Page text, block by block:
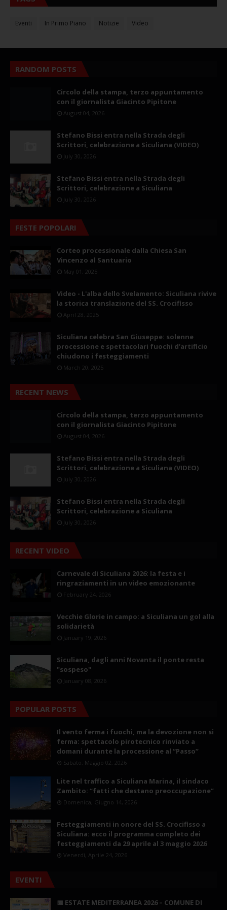
Eventi In Primo Piano Notizie Video
RANDOM POSTS
Circolo della stampa, terzo appuntamento
con il giornalista Giacinto Pipitone
August 04, 2026
Stefano Bissi entra nella Strada degli
Scrittori, celebrazione a Siculiana (VIDEO)
July 30, 2026
Stefano Bissi entra nella Strada degli
Scrittori, celebrazione a Siculiana
July 30, 2026
FESTE POPOLARI
Corteo processionale dalla Chiesa San
Vincenzo al Santuario
May 01, 2025
Video - L'alba dello Svelamento: Siculiana rivive
la storica translazione del SS. Crocifisso
April 28, 2025
Siculiana celebra San Giuseppe: solenne
processione e spettacolari fuochi d’artificio
chiudono i festeggiamenti
March 20, 2025
RECENT NEWS
Circolo della stampa, terzo appuntamento
con il giornalista Giacinto Pipitone
August 04, 2026
Stefano Bissi entra nella Strada degli
Scrittori, celebrazione a Siculiana (VIDEO)
July 30, 2026
Stefano Bissi entra nella Strada degli
Scrittori, celebrazione a Siculiana
July 30, 2026
RECENT VIDEO
Carnevale di Siculiana 2026: la festa e i
ringraziamenti in un video emozionante
February 24, 2026
Vecchie Glorie in campo: a Siculiana un gol alla
solidarietà
January 19, 2026
Siculiana, dagli anni Novanta il ponte resta
"sospeso"
January 08, 2026
POPULAR POSTS
Il vento ferma i fuochi, ma la devozione non si
ferma: spettacolo pirotecnico rinviato a
domani durante la processione al “Passo”
Sabato, Maggio 02, 2026
Lite nel traffico a Siculiana Marina, il sindaco
Zambito: “fatti che destano preoccupazione”
Domenica, Giugno 14, 2026
Festeggiamenti in onore del SS. Crocifisso a
Siculiana: ecco il programma completo dei
festeggiamenti da 29 aprile al 3 maggio 2026
Venerdì, Aprile 24, 2026
EVENTI
📅 ESTATE MEDITERRANEA 2026 – COMUNE DI